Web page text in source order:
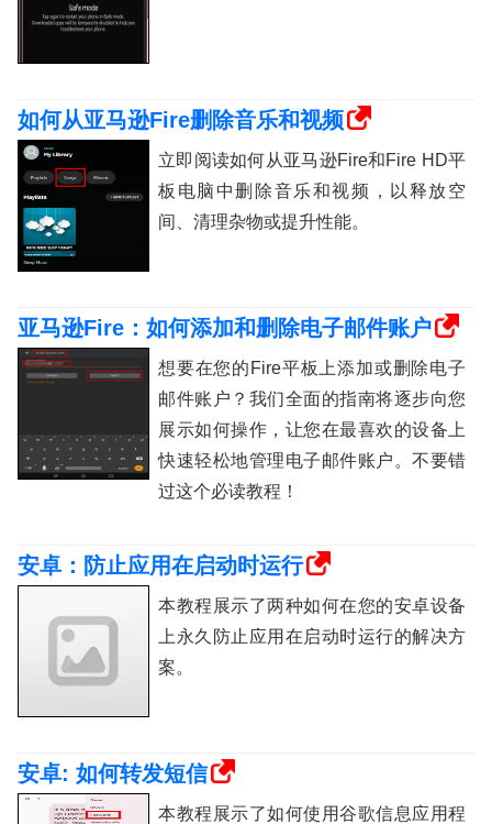
如何从亚马逊Fire删除音乐和视频
立即阅读如何从亚马逊Fire和Fire HD平
板电脑中删除音乐和视频，以释放空
间、清理杂物或提升性能。
亚马逊Fire：如何添加和删除电子邮件账户
想要在您的Fire平板上添加或删除电子
邮件账户？我们全面的指南将逐步向您
展示如何操作，让您在最喜欢的设备上
快速轻松地管理电子邮件账户。不要错
过这个必读教程！
安卓：防止应用在启动时运行
本教程展示了两种如何在您的安卓设备
上永久防止应用在启动时运行的解决方
案。
安卓: 如何转发短信
本教程展示了如何使用谷歌信息应用程